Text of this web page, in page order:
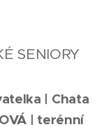
SENIORY
| Chata
| terénní